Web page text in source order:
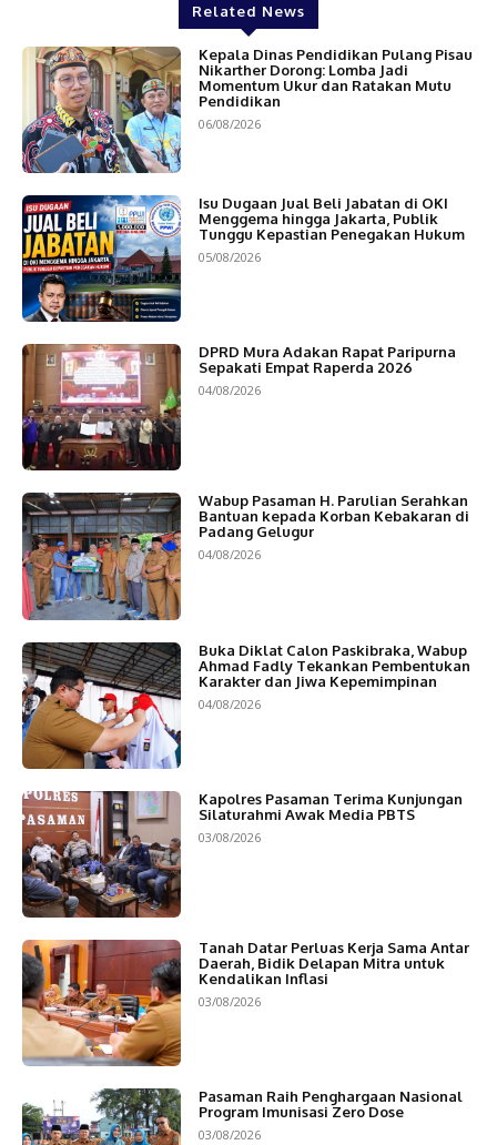
Related News
Kepala Dinas Pendidikan Pulang Pisau
Nikarther Dorong: Lomba Jadi
Momentum Ukur dan Ratakan Mutu
Pendidikan
06/08/2026
Isu Dugaan Jual Beli Jabatan di OKI
Menggema hingga Jakarta, Publik
Tunggu Kepastian Penegakan Hukum
05/08/2026
DPRD Mura Adakan Rapat Paripurna
Sepakati Empat Raperda 2026
04/08/2026
Wabup Pasaman H. Parulian Serahkan
Bantuan kepada Korban Kebakaran di
Padang Gelugur
04/08/2026
Buka Diklat Calon Paskibraka, Wabup
Ahmad Fadly Tekankan Pembentukan
Karakter dan Jiwa Kepemimpinan
04/08/2026
Kapolres Pasaman Terima Kunjungan
Silaturahmi Awak Media PBTS
03/08/2026
Tanah Datar Perluas Kerja Sama Antar
Daerah, Bidik Delapan Mitra untuk
Kendalikan Inflasi
03/08/2026
Pasaman Raih Penghargaan Nasional
Program Imunisasi Zero Dose
03/08/2026